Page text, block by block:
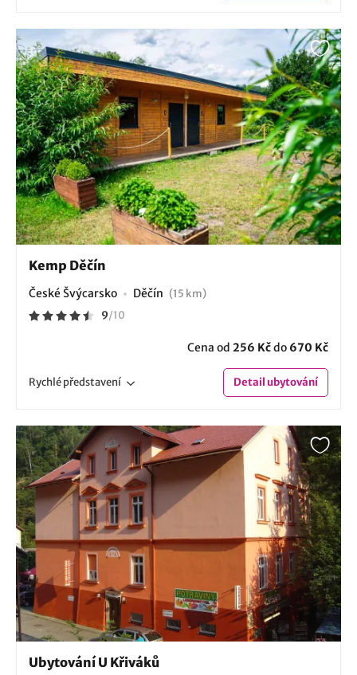
Kemp Děčín
České Švýcarsko Děčín (15 km)
9/10
Cena od 256 Kčdo 670 Kč
Rychlépředstavení Detailubytování
Ubytování U Křiváků